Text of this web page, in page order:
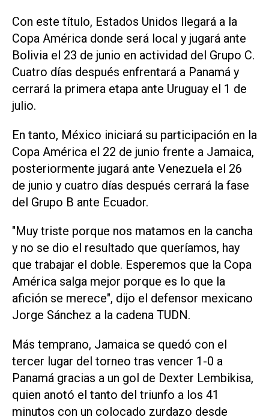
Con este título, Estados Unidos llegará a la
Copa América donde será local y jugará ante
Bolivia el 23 de junio en actividad del Grupo C.
Cuatro días después enfrentará a Panamá y
cerrará la primera etapa ante Uruguay el 1 de
julio.
En tanto, México iniciará su participación en la
Copa América el 22 de junio frente a Jamaica,
posteriormente jugará ante Venezuela el 26
de junio y cuatro días después cerrará la fase
del Grupo B ante Ecuador.
"Muy triste porque nos matamos en la cancha
y no se dio el resultado que queríamos, hay
que trabajar el doble. Esperemos que la Copa
América salga mejor porque es lo que la
afición se merece", dijo el defensor mexicano
Jorge Sánchez a la cadena TUDN.
Más temprano, Jamaica se quedó con el
tercer lugar del torneo tras vencer 1-0 a
Panamá gracias a un gol de Dexter Lembikisa,
quien anotó el tanto del triunfo a los 41
minutos con un colocado zurdazo desde